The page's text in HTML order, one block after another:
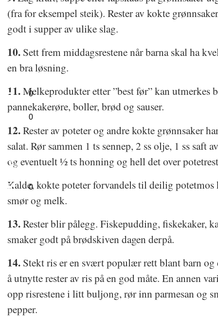
0
0
0
(fra for eksempel steik). Rester av kokte
godt i supper av ulike slag.
10. Sett frem middagsrestene når barna skal ha
en bra løsning.
11.Melkeprodukter etter ”best før” kan utmerkes
pannekakerøre, boller, brød og sauser.
12.Rester av poteter og andre kokte grønnsaker
salat. Rør sammen 1 ts sennep, 2 ss olje, 1 ss saft
og eventuelt ½ ts honning og hell det over
Kalde, kokte poteter forvandels til deilig potetmos
smør og melk.
13.Rester blir pålegg. Fiskepudding, fiskekaker,
smaker godt på brødskiven dagen derpå.
14. Stekt ris er en svært populær rett blant barn
å utnytte rester av ris på en god måte. En annen
opp risrestene i litt buljong, rør inn parmesan og
pepper.